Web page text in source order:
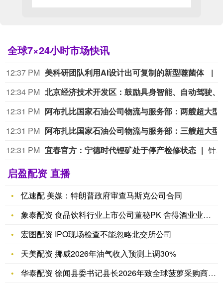
全球7×24小时市场快讯
12:37 PM 美科研团队利用AI设计出可复制的新型噬菌体
12:34 PM
12:31 PM
12:31 PM
12:31 PM 宜春官方：宁德时代锂矿处于停产检修状态 针对市场高度关注的宁德时代宜春枧下窝锂矿复产传闻，宜春市宜丰县生态环境局今日正式回应称：现场检查时，该企业处于停产检修状态，
启盈配资 直播
忆速配 美媒：特朗普政府审查马斯克公司合同
象泰配资 食品饮料行业上市公司董秘PK 舍得酒业业绩大降 董
宏图配资 IPO现场检查不能忽略北交所公司
天美配资 挪威2026年油气收入预测上调30%
华泰配资 徐闻县委书记县长2026年致全球菠萝采购商的一封信